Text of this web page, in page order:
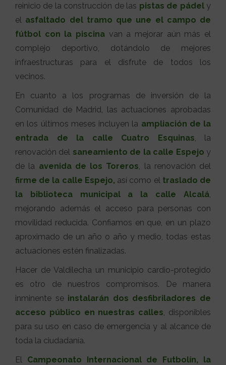
reinicio de la construcción de las pistas de pádely
el asfaltado del tramo que une el campo de
fútbol con la piscina van a mejorar aún más el
complejo deportivo, dotándolo de mejores
infraestructuras para el disfrute de todos los
vecinos.
En cuanto a los programas de inversión de la
Comunidad de Madrid, las actuaciones aprobadas
en los últimos meses incluyen la ampliación de la
entrada de la calle Cuatro Esquinas , la
renovación del saneamiento de la calle Espejo y
de la avenida de los Toreros , la renovación del
firme de la calle Espejo, así como el traslado de
la biblioteca municipal a la calle Alcalá
mejorando además el acceso para personas con
movilidad reducida. Confiamos en que, en un plazo
aproximado de un año o año y medio, todas estas
actuaciones estén finalizadas.
Hacer de Valdilecha un municipio cardio-protegido
es otro de nuestros compromisos. De manera
inminente se instalarán dos desfibriladores de
acceso público en nuestras calles , disponibles
para su uso en caso de emergencia y al alcance de
toda la ciudadanía.
El Campeonato Internacional de Futbolín, la